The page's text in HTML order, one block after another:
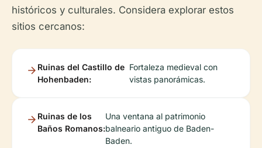
históricos y culturales. Considera explorar estos
sitios cercanos:
Ruinas del Castillo de
Hohenbaden:
Fortaleza medieval con
vistas panorámicas.
Ruinas de los
Baños Romanos:
Una ventana al patrimonio
balneario antiguo de Baden-
Baden.